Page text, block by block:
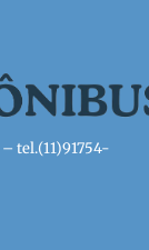
– tel.(11)91754-